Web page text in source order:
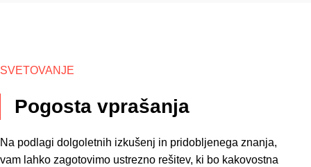
SVETOVANJE
Pogosta vprašanja
Na podlagi dolgoletnih izkušenj in pridobljenega znanja,
vam lahko zagotovimo ustrezno rešitev, ki bo kakovostna